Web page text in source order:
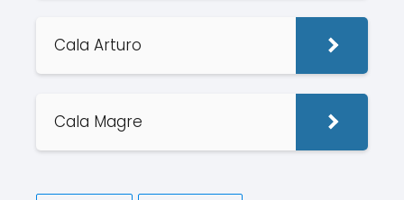
Cala Arturo
Cala Magre